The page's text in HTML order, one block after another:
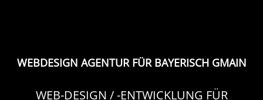
WEBDESIGN AGENTUR FÜR BAYERISCH GMAIN
WEB-DESIGN / -ENTWICKLUNG FÜR